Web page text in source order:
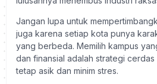
Jangan lupa untuk
juga karena setiap kota punya
yang berbeda. Memilih kampus
dan finansial adalah strategi cerdas
tetap asik dan minim stres.